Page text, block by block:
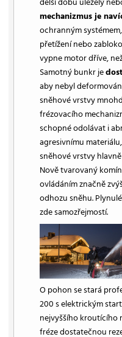
mechanizmus je
ochranným
přetížení nebo
vypne motor dříve,
Samotný bunkr je
aby nebyl
sněhové vrstvy
frézovacího
schopné odolávat i
agresivnímu
sněhové vrstvy
Nově tvarovaný
ovládáním značně
odhozu sněhu.
zde samozřejmostí.
O pohon se stará
200 s elektrickým
nejvyššího kroutícího
fréze dostatečnou